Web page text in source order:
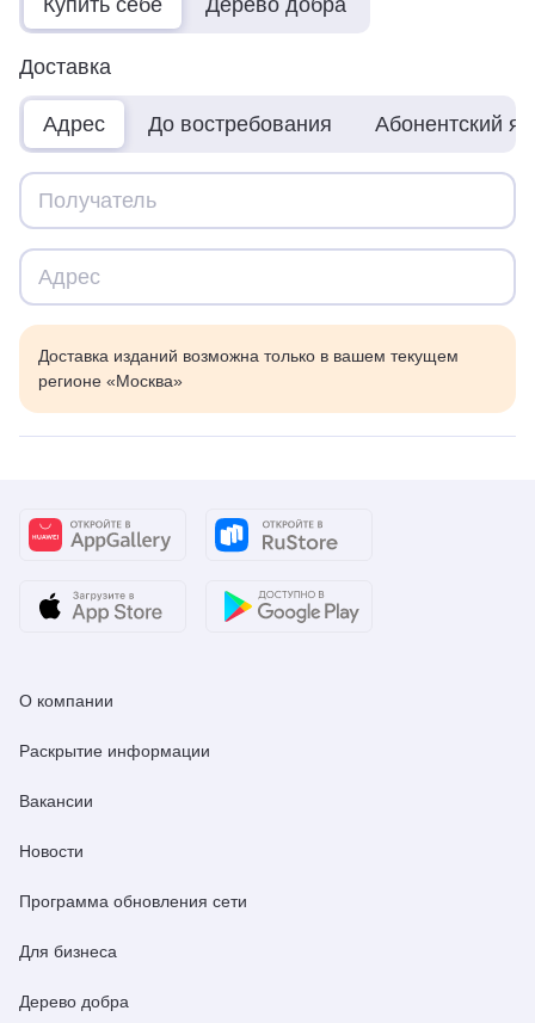
Доставка
Адрес До востребования Абонентский
Доставка изданий возможна только в вашем текущем
регионе «Москва»
О компании
Раскрытие информации
Вакансии
Новости
Программа обновления сети
Для бизнеса
Дерево добра